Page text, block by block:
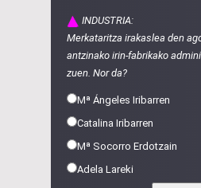
INDUSTRIA:
Merkataritza irakaslea den
antzinako irin-fabrikako
zuen. Nor da?
Mª Ángeles Iribarren
Catalina Iribarren
Mª Socorro Erdotzain
Adela Lareki